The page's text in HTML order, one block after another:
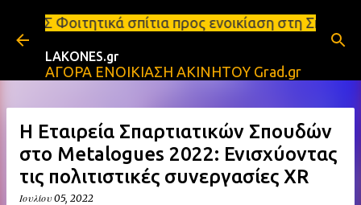
Μετάβαση στο κύριο περιεχόμενο
σπίτια προς ενοικίαση στη Σπάρτη
LAKONES.gr
ΑΓΟΡΑ ΕΝΟΙΚΙΑΣΗ ΑΚΙΝΗΤΟΥ Grad.gr
Η Εταιρεία Σπαρτιατικών Σπουδών
στο Metalogues 2022: Ενισχύοντας
τις πολιτιστικές συνεργασίες XR
Ιουλίου 05, 2022